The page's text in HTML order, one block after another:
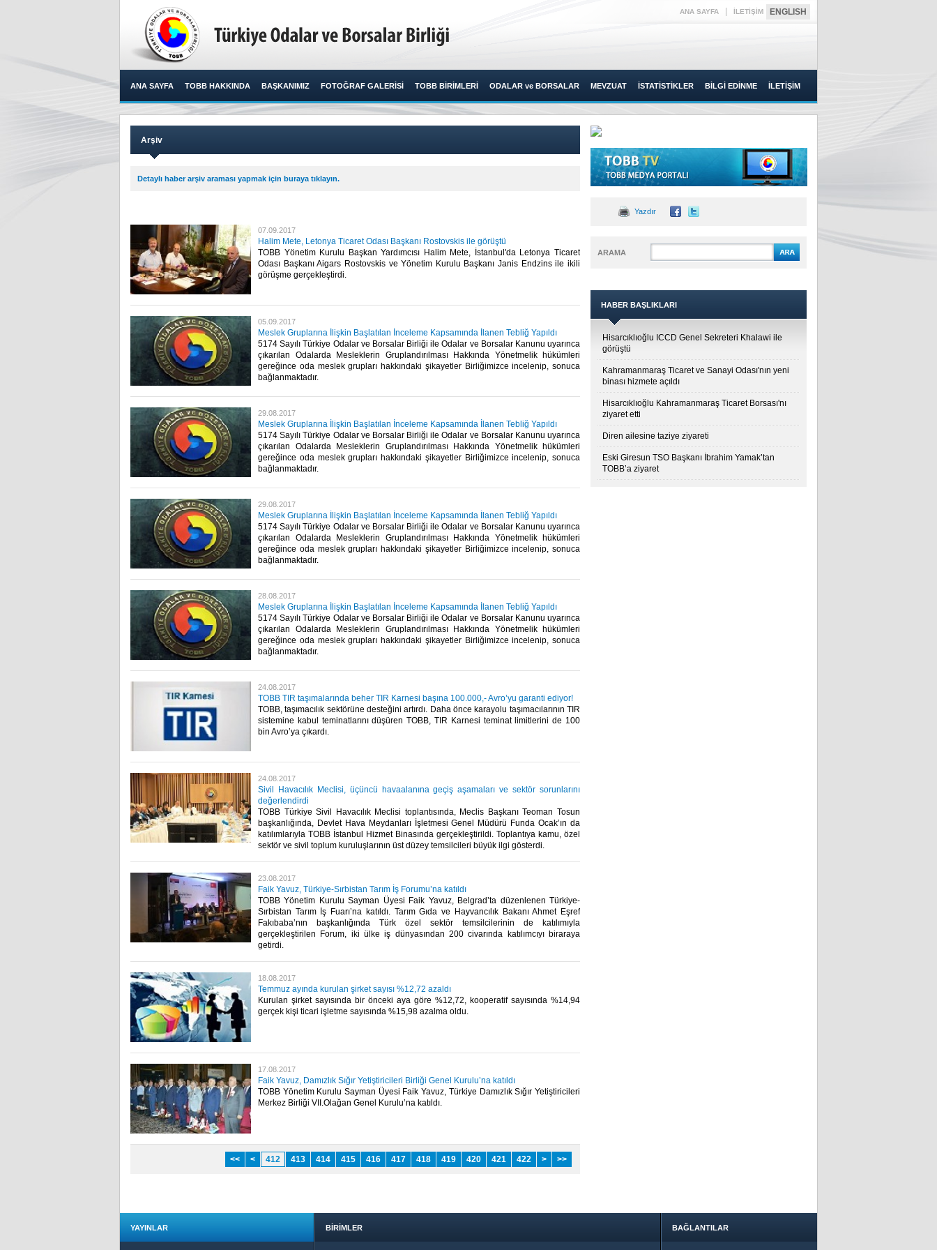
ANA SAYFA İLETİŞİM ENGLISH
ANA SAYFA TOBB HAKKINDA BAŞKANIMIZ FOTOĞRAF GALERİSİ TOBB BİRİMLERİ ODALAR ve BORSALAR MEVZUAT İSTATİSTİKLER BİLGİ EDİNME İLETİŞİM
Arşiv
Detaylı haber arşiv araması yapmak için buraya tıklayın.
07.09.2017
Halim Mete, Letonya Ticaret Odası Başkanı Rostovskis ile görüştü
TOBB Yönetim Kurulu Başkan Yardımcısı Halim Mete, İstanbul'da Letonya Ticaret
Odası Başkanı Aigars Rostovskis ve Yönetim Kurulu Başkanı Janis Endzins ile ikili
görüşme gerçekleştirdi. ​
05.09.2017
Meslek Gruplarına İlişkin Başlatılan İnceleme Kapsamında İlanen Tebliğ Yapıldı
5174 Sayılı Türkiye Odalar ve Borsalar Birliği ile Odalar ve Borsalar Kanunu uyarınca
çıkarılan Odalarda Mesleklerin Gruplandırılması Hakkında Yönetmelik hükümleri
gereğince oda meslek grupları hakkındaki şikayetler Birliğimizce incelenip, sonuca
bağlanmaktadır.​
29.08.2017
Meslek Gruplarına İlişkin Başlatılan İnceleme Kapsamında İlanen Tebliğ Yapıldı
5174 Sayılı Türkiye Odalar ve Borsalar Birliği ile Odalar ve Borsalar Kanunu uyarınca
çıkarılan Odalarda Mesleklerin Gruplandırılması Hakkında Yönetmelik hükümleri
gereğince oda meslek grupları hakkındaki şikayetler Birliğimizce incelenip, sonuca
bağlanmaktadır.​
29.08.2017
Meslek Gruplarına İlişkin Başlatılan İnceleme Kapsamında İlanen Tebliğ Yapıldı
5174 Sayılı Türkiye Odalar ve Borsalar Birliği ile Odalar ve Borsalar Kanunu uyarınca
çıkarılan Odalarda Mesleklerin Gruplandırılması Hakkında Yönetmelik hükümleri
gereğince oda meslek grupları hakkındaki şikayetler Birliğimizce incelenip, sonuca
bağlanmaktadır.​
28.08.2017
Meslek Gruplarına İlişkin Başlatılan İnceleme Kapsamında İlanen Tebliğ Yapıldı
5174 Sayılı Türkiye Odalar ve Borsalar Birliği ile Odalar ve Borsalar Kanunu uyarınca
çıkarılan Odalarda Mesleklerin Gruplandırılması Hakkında Yönetmelik hükümleri
gereğince oda meslek grupları hakkındaki şikayetler Birliğimizce incelenip, sonuca
bağlanmaktadır.​
24.08.2017
TOBB TIR taşımalarında beher TIR Karnesi başına 100.000,- Avro’yu garanti ediyor!
TOBB, taşımacılık sektörüne desteğini artırdı. Daha önce karayolu taşımacılarının TIR
sistemine kabul teminatlarını düşüren TOBB, TIR Karnesi teminat limitlerini de 100
bin Avro’ya çıkardı.​
24.08.2017
Sivil Havacılık Meclisi, üçüncü havaalanına geçiş aşamaları ve sektör sorunlarını
değerlendirdi
TOBB Türkiye Sivil Havacılık Meclisi toplantısında, Meclis Başkanı Teoman Tosun
başkanlığında, Devlet Hava Meydanları İşletmesi Genel Müdürü Funda Ocak’ın da
katılımlarıyla TOBB İstanbul Hizmet Binasında gerçekleştirildi. Toplantıya kamu, özel
sektör ve sivil toplum kuruluşlarının üst düzey temsilcileri büyük ilgi gösterdi.​
23.08.2017
Faik Yavuz, Türkiye-Sırbistan Tarım İş Forumu’na katıldı
TOBB Yönetim Kurulu Sayman Üyesi Faik Yavuz, Belgrad’ta düzenlenen Türkiye-
Sırbistan Tarım İş Fuarı’na katıldı. Tarım Gıda ve Hayvancılık Bakanı Ahmet Eşref
Fakıbaba’nın başkanlığında Türk özel sektör temsilcilerinin de katılımıyla
gerçekleştirilen Forum, iki ülke iş dünyasından 200 civarında katılımcıyı biraraya
getirdi.​
18.08.2017
Temmuz ayında kurulan şirket sayısı %12,72 azaldı
Kurulan şirket sayısında bir önceki aya göre %12,72, kooperatif sayısında %14,94
gerçek kişi ticari işletme sayısında %15,98 azalma oldu.​
17.08.2017
Faik Yavuz, Damızlık Sığır Yetiştiricileri Birliği Genel Kurulu’na katıldı
TOBB Yönetim Kurulu Sayman Üyesi Faik Yavuz, Türkiye Damızlık Sığır Yetiştiricileri
Merkez Birliği VII.Olağan Genel Kurulu’na katıldı.​
<< < 412 413 414 415 416 417 418 419 420 421 422 > >>
Yazdır
ARAMA
HABER BAŞLIKLARI
Hisarcıklıoğlu ICCD Genel Sekreteri Khalawi ile
görüştü
Kahramanmaraş Ticaret ve Sanayi Odası'nın yeni
binası hizmete açıldı
Hisarcıklıoğlu Kahramanmaraş Ticaret Borsası'nı
ziyaret etti
Diren ailesine taziye ziyareti
Eski Giresun TSO Başkanı İbrahim Yamak’tan
TOBB’a ziyaret
YAYINLAR BİRİMLER BAĞLANTILAR